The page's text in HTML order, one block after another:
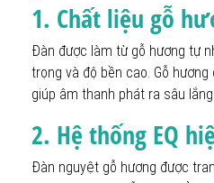
1. Chất liệu gỗ
Đàn được làm từ gỗ hương tự
trọng và độ bền cao. Gỗ
giúp âm thanh phát ra sâu
2. Hệ thống EQ
Đàn nguyệt gỗ hương được